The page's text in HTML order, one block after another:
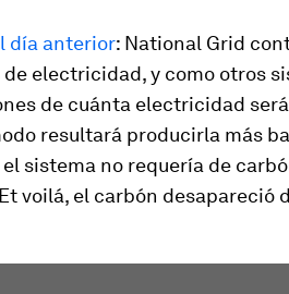
día anterior: National Grid
electricidad, y como otros
de cuánta electricidad
resultará producirla más
sistema no requería de
Et voilá, el carbón desapareció